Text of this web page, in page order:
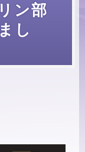
ン部
し